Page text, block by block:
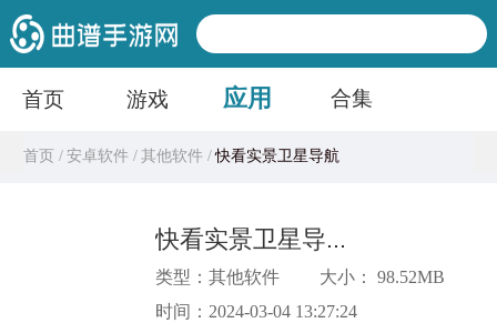
首页 游戏 应用 合集
首页 /安卓软件 /其他软件 /快看实景卫星导航
快看实景卫星导航
类型：其他软件
大小： 98.52MB
时间：2024-03-04 13:27:24